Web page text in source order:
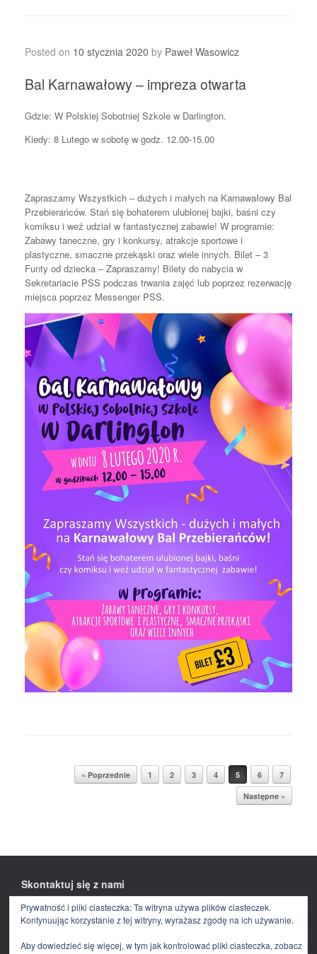
Posted on 10 stycznia 2020 by Paweł Wasowicz
Bal Karnawałowy – impreza otwarta
Gdzie: W Polskiej Sobotniej Szkole w Darlington.
Kiedy: 8 Lutego w sobotę w godz. 12.00-15.00
Zapraszamy Wszystkich – dużych i małych na Karnawałowy Bal
Przebierańców. Stań się bohaterem ulubionej bajki, baśni czy
komiksu i weź udział w fantastycznej zabawie! W programie:
Zabawy taneczne, gry i konkursy, atrakcje sportowe i
plastyczne, smaczne przekąski oraz wiele innych. Bilet – 3
Funty od dziecka – Zapraszamy! Bilety do nabycia w
Sekretariacie PSS podczas trwania zajęć lub poprzez rezerwację
miejsca poprzez Messenger PSS.
Post navigation« Poprzednie 1 2 3 4 5 6
7
Następne »
Skontaktuj się z nami
FacebookE-
mail
Prywatność i pliki ciasteczka: Ta witryna używa plików ciasteczek.
Kontynuując korzystanie z tej witryny, wyrażasz zgodę na ich używanie.
Aby dowiedzieć się więcej, w tym jak kontrolować pliki ciasteczka, zobacz